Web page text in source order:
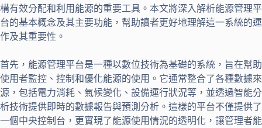
構有效分配和利用能源的重要工具。本文將深入解析能源管理平
台的基本概念及其主要功能，幫助讀者更好地理解這一系統的運
作及其重要性。
首先，能源管理平台是一種以數位技術為基礎的系統，旨在幫助
使用者監控、控制和優化能源的使用。它通常整合了各種數據來
源，包括電力消耗、氣候變化、設備運行狀況等，並透過智能分
析技術提供即時的數據報告與預測分析。這樣的平台不僅提供了
一個中央控制台，更實現了能源使用情況的透明化，讓管理者能